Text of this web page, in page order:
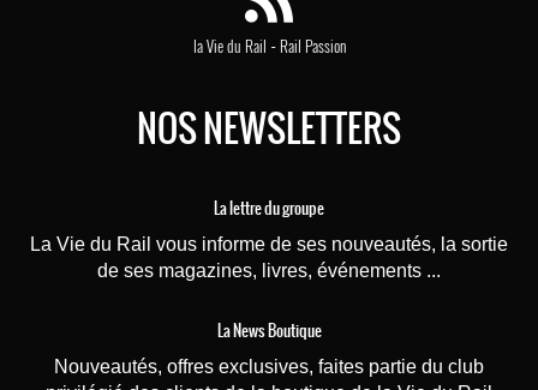
la Vie du Rail - Rail Passion
NOS NEWSLETTERS
La lettre du groupe
La Vie du Rail vous informe de ses nouveautés, la sortie
de ses magazines, livres, événements ...
La News Boutique
Nouveautés, offres exclusives, faites partie du club